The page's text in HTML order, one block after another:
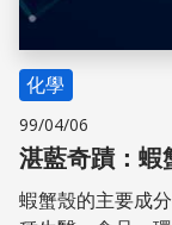
化學
99/04/06
湛藍奇蹟：蝦
蝦蟹殼的主要成